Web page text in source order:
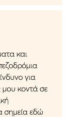
και
για
μου κοντά σε
σημεία εδώ